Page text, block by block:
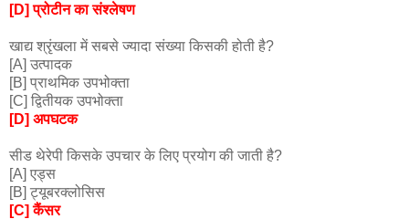
[D] प्रोटीन का संश्लेषण
खाद्य श्रृंखला में सबसे ज्यादा संख्या किसकी होती है?
[A] उत्पादक
[B] प्राथमिक उपभोक्ता
[C] द्वितीयक उपभोक्ता
[D] अपघटक
सीड थेरेपी किसके उपचार के लिए प्रयोग की जाती है?
[A] एड्स
[B] ट्यूबरक्लोसिस
[C] कैंसर